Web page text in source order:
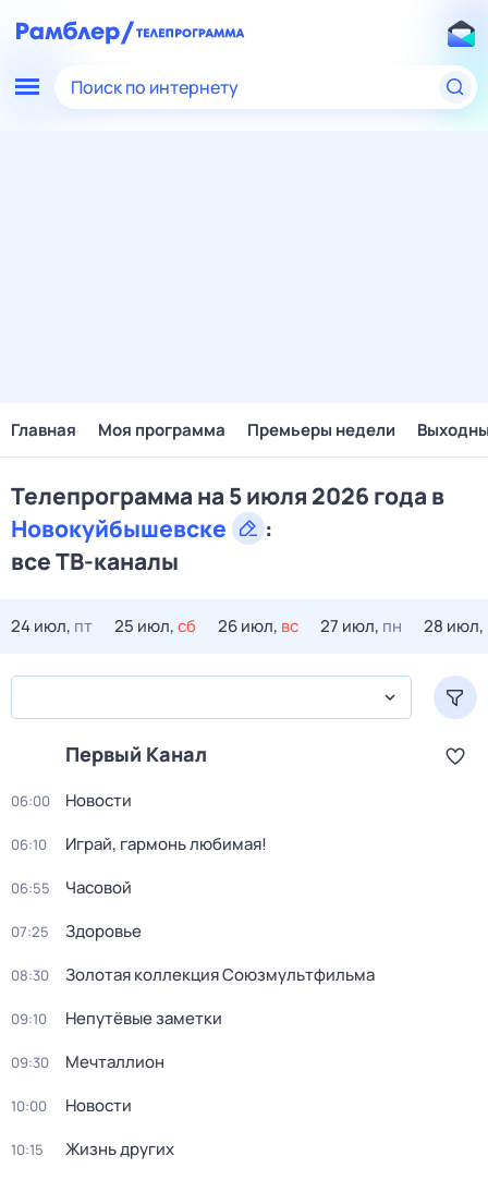
Поиск по интернету
Главная Моя программа Премьеры недели
Телепрограмма на 5 июля 2026 года в
Новокуйбышевске
:
все ТВ-каналы
24 июл, пт 25 июл,сб 26 июл, вс 27 июл, пн 28 июл,
Первый Канал
06:00 Новости
06:10 Играй, гармонь любимая!
06:55 Часовой
07:25 Здоровье
08:30 Золотая коллекция Союзмультфильма
09:10 Непутёвые заметки
09:30 Мечталлион
10:00 Новости
10:15 Жизнь других